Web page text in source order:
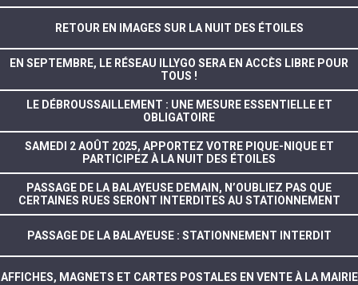
RETOUR EN IMAGES SUR LA NUIT DES ÉTOILES
EN SEPTEMBRE, LE RÉSEAU ILLYGO SERA EN ACCÈS LIBRE POUR
TOUS !
LE DÉBROUSSAILLEMENT : UNE MESURE ESSENTIELLE ET
OBLIGATOIRE
SAMEDI 2 AOÛT 2025, APPORTEZ VOTRE PIQUE-NIQUE ET
PARTICIPEZ À LA NUIT DES ÉTOILES
PASSAGE DE LA BALAYEUSE DEMAIN, N’OUBLIEZ PAS QUE
CERTAINES RUES SERONT INTERDITES AU STATIONNEMENT
PASSAGE DE LA BALAYEUSE : STATIONNEMENT INTERDIT
AFFICHES, MAGNETS ET CARTES POSTALES EN VENTE À LA MAIRIE